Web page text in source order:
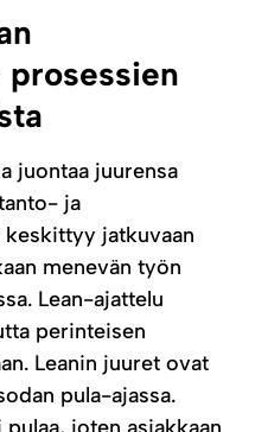
juontaa juurensa
ja
jatkuvaan
menevän työn
Lean-ajattelu
perinteisen
Leanin juuret ovat
pula-ajassa.